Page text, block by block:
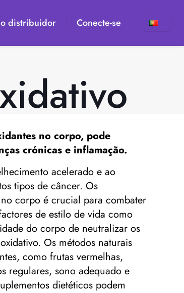
distribuidor Conecte-se
no corpo, pode
crónicas e inflamação.
acelerado e ao
tipos de câncer. Os
corpo é crucial para combater
de estilo de vida como
do corpo de neutralizar os
Os métodos naturais
como frutas vermelhas,
regulares, sono adequado e
dietéticos podem